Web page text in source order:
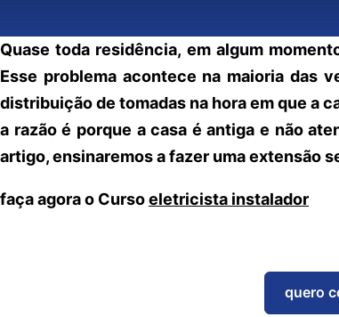
Quase toda residência, em algum
Esse problema acontece na maioria das
distribuição de tomadas na hora em que a
a razão é porque a casa é antiga e não
artigo, ensinaremos a fazer uma extensão
faça agora o Cursoeletricista instalador
quero